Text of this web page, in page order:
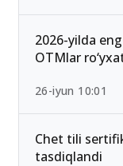
2026-yilda
OTMlar
26-iyun 10:01
Chet tili
tasdiqlandi